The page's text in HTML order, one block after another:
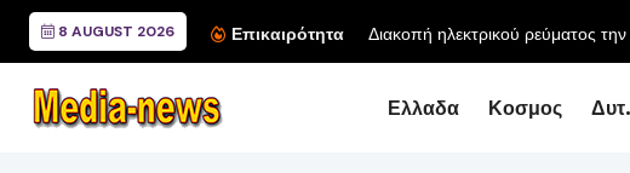
8 AUGUST 2026 Επικαιρότητα
Ελλαδα Κοσμος